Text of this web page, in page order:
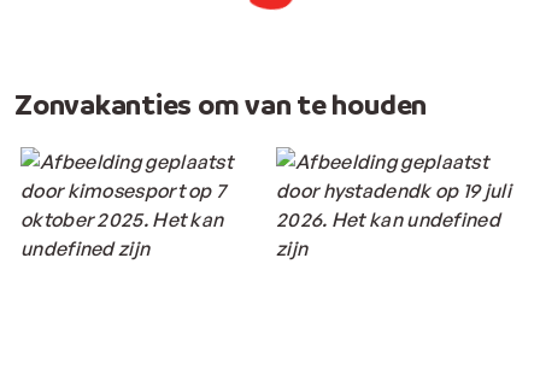
Zonvakanties om van te houden